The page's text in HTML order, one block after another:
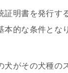
証明書を発行す
本的な条件とな
犬がその犬種の